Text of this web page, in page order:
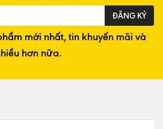
ĐĂNG KÝ
mới nhất, tin khuyến mãi và
hơn nữa.